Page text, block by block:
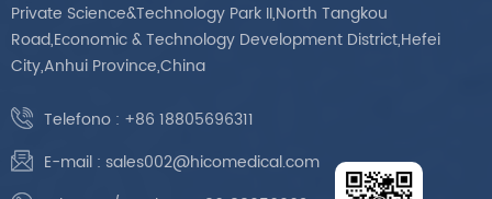
Private Science&Technology Park II,North Tangkou
Road,Economic & Technology Development District,Hefei
City,Anhui Province,China
Telefono : +86 18805696311
E-mail : sales002@hicomedical.com